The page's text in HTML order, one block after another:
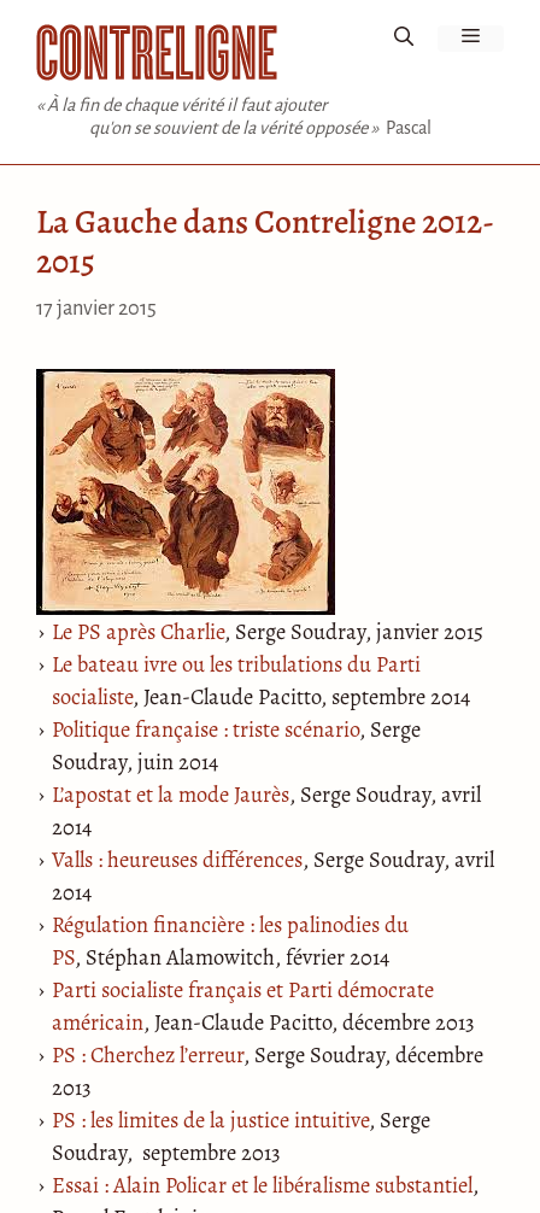
contenu
« À la fin de chaque vérité il faut ajouter
qu'on se souvient de la vérité opposée » Pascal
Menu
La Gauche dans Contreligne 2012-
2015
17 janvier 2015
Le PS après Charlie, Serge Soudray, janvier 2015
Le bateau ivre ou les tribulations du Parti
socialiste, Jean-Claude Pacitto, septembre 2014
Politique française : triste scénario, Serge
Soudray, juin 2014
L’apostat et la mode Jaurès, Serge Soudray, avril
2014
Valls : heureuses différences, Serge Soudray, avril
2014
Régulation financière : les palinodies du
PS, Stéphan Alamowitch, février 2014
Parti socialiste français et Parti démocrate
américain, Jean-Claude Pacitto, décembre 2013
PS : Cherchez l’erreur, Serge Soudray, décembre
2013
PS : les limites de la justice intuitive, Serge
Soudray, septembre 2013
Essai : Alain Policar et le libéralisme substantiel,